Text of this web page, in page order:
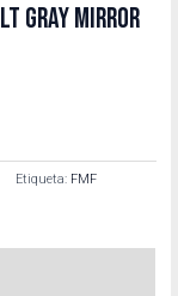
GRAY MIRROR
Etiqueta: FMF